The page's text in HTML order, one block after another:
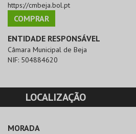
https://cmbeja.bol.pt
COMPRAR
ENTIDADE RESPONSÁVEL
Câmara Municipal de Beja
NIF: 504884620
LOCALIZAÇÃO
MORADA